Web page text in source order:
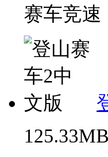
赛车竞速
125.33MB